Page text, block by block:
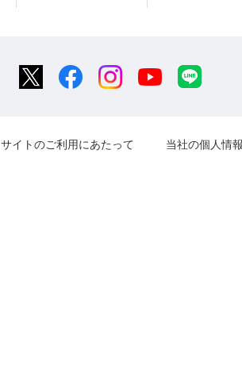
サイトのご利用にあたって 当社の個人情